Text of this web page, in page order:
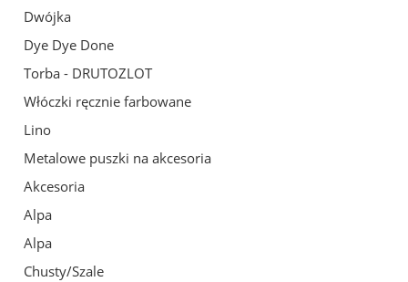
Dwójka
Dye Dye Done
Torba - DRUTOZLOT
Włóczki ręcznie farbowane
Lino
Metalowe puszki na akcesoria
Akcesoria
Alpa
Alpa
Chusty/Szale